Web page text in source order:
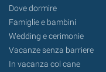
Dove dormire
Famiglie e bambini
Wedding e cerimonie
Vacanze senza barriere
In vacanza col cane